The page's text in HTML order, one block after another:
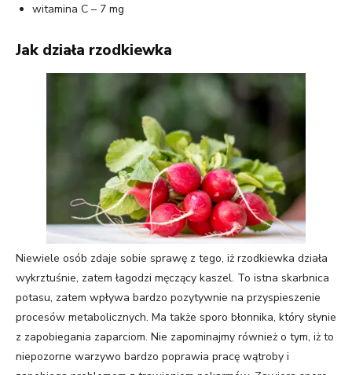
witamina C – 7 mg
Jak działa rzodkiewka
Niewiele osób zdaje sobie sprawę z tego, iż rzodkiewka działa
wykrztuśnie, zatem łagodzi męczący kaszel. To istna skarbnica
potasu, zatem wpływa bardzo pozytywnie na przyspieszenie
procesów metabolicznych. Ma także sporo błonnika, który słynie
z zapobiegania zaparciom. Nie zapominajmy również o tym, iż to
niepozorne warzywo bardzo poprawia pracę wątroby i